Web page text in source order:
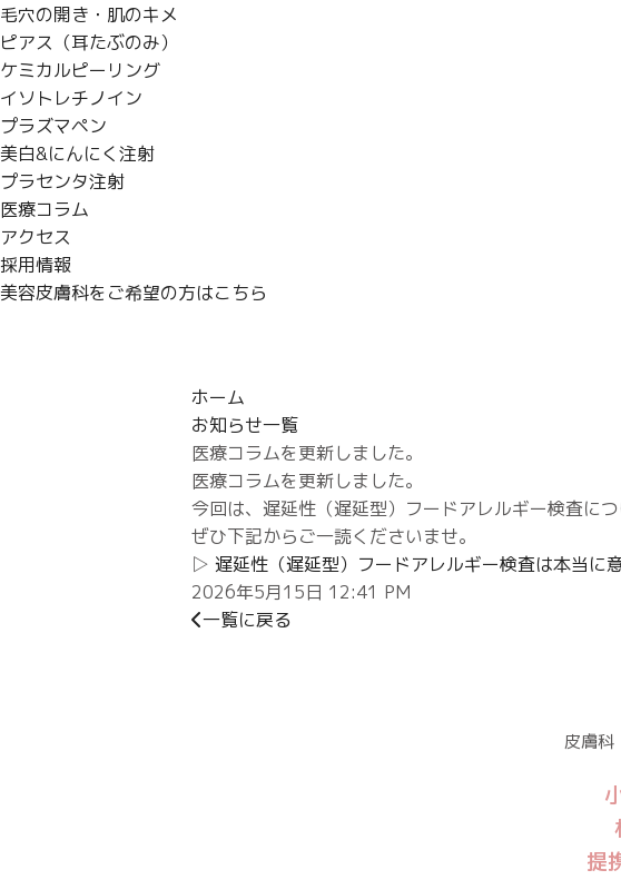
毛穴の開き・肌のキメ
ピアス（耳たぶのみ）
ケミカルピーリング
イソトレチノイン
プラズマペン
美白&にんにく注射
プラセンタ注射
医療コラム
アクセス
採用情報
美容皮膚科をご希望の方はこちら
ホーム
お知らせ一覧
医療コラムを更新しました。
医療コラムを更新しました。
今回は、遅延性（遅延型）フードアレルギー検査につ
ぜひ下記からご一読くださいませ。
▷ 遅延性（遅延型）フードアレルギー検査は本当に
2026年5月15日 12:41 PM
一覧に戻る
皮膚科
提